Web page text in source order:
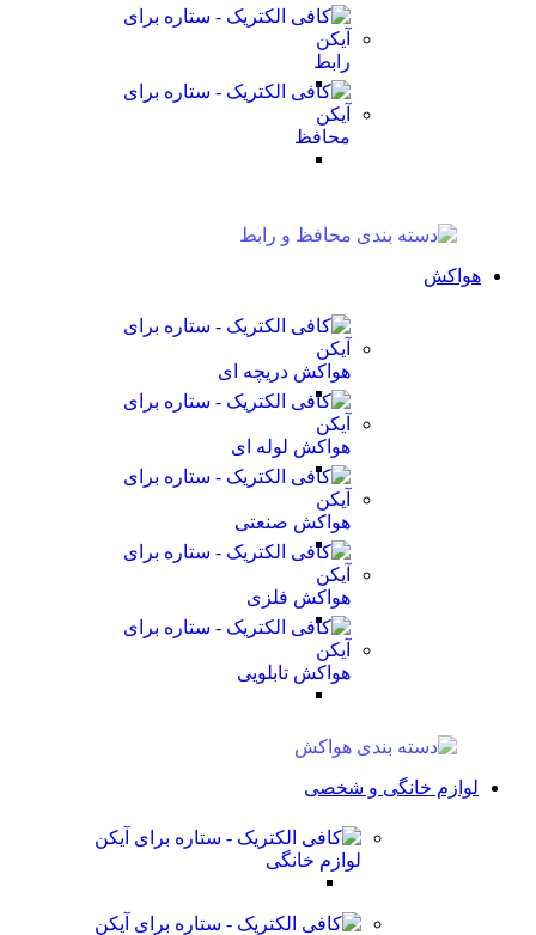
رابط
محافظ
هواکش
هواکش دریچه ای
هواکش لوله ای
هواکش صنعتی
هواکش فلزی
هواکش تابلویی
لوازم خانگی و شخصی
لوازم خانگی